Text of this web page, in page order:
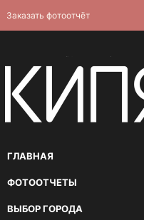
ГЛАВНАЯ
ФОТООТЧЕТЫ
ВЫБОР ГОРОДА
фотоотчёт